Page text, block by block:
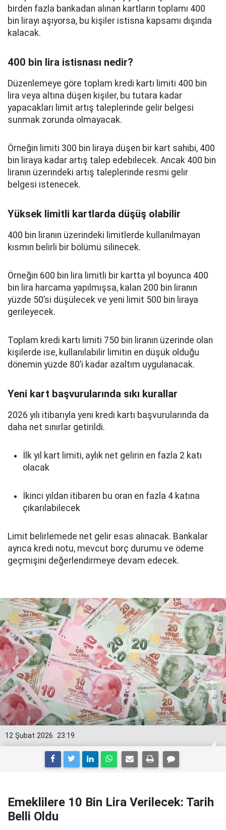
birden fazla bankadan alınan kartların toplamı 400
bin lirayı aşıyorsa, bu kişiler istisna kapsamı dışında
kalacak.
400 bin lira istisnası nedir?
Düzenlemeye göre toplam kredi kartı limiti 400 bin
lira veya altına düşen kişiler, bu tutara kadar
yapacakları limit artış taleplerinde gelir belgesi
sunmak zorunda olmayacak.
Örneğin limiti 300 bin liraya düşen bir kart sahibi, 400
bin liraya kadar artış talep edebilecek. Ancak 400 bin
liranın üzerindeki artış taleplerinde resmi gelir
belgesi istenecek.
Yüksek limitli kartlarda düşüş olabilir
400 bin liranın üzerindeki limitlerde kullanılmayan
kısmın belirli bir bölümü silinecek.
Örneğin 600 bin lira limitli bir kartta yıl boyunca 400
bin lira harcama yapılmışsa, kalan 200 bin liranın
yüzde 50’si düşülecek ve yeni limit 500 bin liraya
gerileyecek.
Toplam kredi kartı limiti 750 bin liranın üzerinde olan
kişilerde ise, kullanılabilir limitin en düşük olduğu
dönemin yüzde 80’i kadar azaltım uygulanacak.
Yeni kart başvurularında sıkı kurallar
2026 yılı itibarıyla yeni kredi kartı başvurularında da
daha net sınırlar getirildi.
İlk yıl kart limiti, aylık net gelirin en fazla 2 katı
olacak
İkinci yıldan itibaren bu oran en fazla 4 katına
çıkarılabilecek
Limit belirlemede net gelir esas alınacak. Bankalar
ayrıca kredi notu, mevcut borç durumu ve ödeme
geçmişini değerlendirmeye devam edecek.
23:19
12 Şubat 2026
Emeklilere 10 Bin Lira Verilecek: Tarih
Belli Oldu